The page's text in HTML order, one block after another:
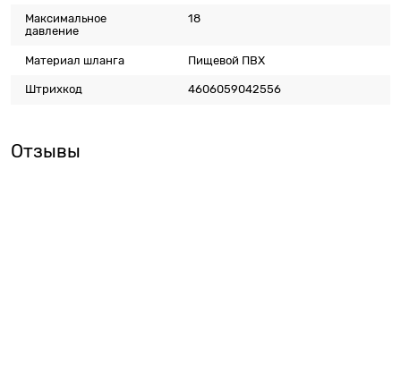
Максимальное
давление
18
Материал шланга Пищевой ПВХ
Штрихкод 4606059042556
Отзывы